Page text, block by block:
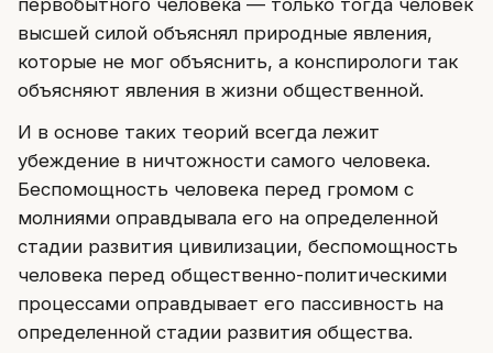
высшей силой объяснял природные явления,
которые не мог объяснить, а конспирологи так
объясняют явления в жизни общественной.
И в основе таких теорий всегда лежит
убеждение в ничтожности самого человека.
Беспомощность человека перед громом с
молниями оправдывала его на определенной
стадии развития цивилизации, беспомощность
человека перед общественно-политическими
процессами оправдывает его пассивность на
определенной стадии развития общества.